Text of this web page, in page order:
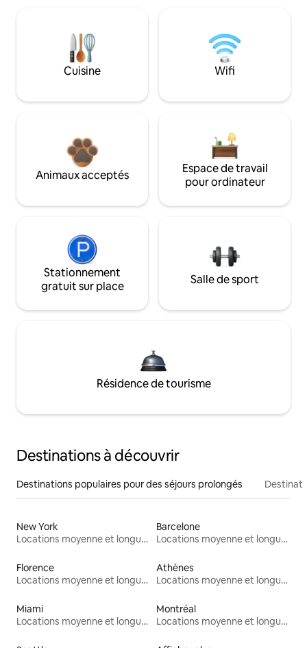
Cuisine Wifi
Animaux acceptés
Espace de travail
pour ordinateur
Stationnement
gratuit sur place
Salle de sport
Résidence de tourisme
Destinations à découvrir
Destinations populaires pour des séjours prolongés
New York
Locations moyenne et longue durée
Barcelone
Locations moyenne et longue durée
Florence
Locations moyenne et longue durée
Athènes
Locations moyenne et longue durée
Miami
Locations moyenne et longue durée
Montréal
Locations moyenne et longue durée